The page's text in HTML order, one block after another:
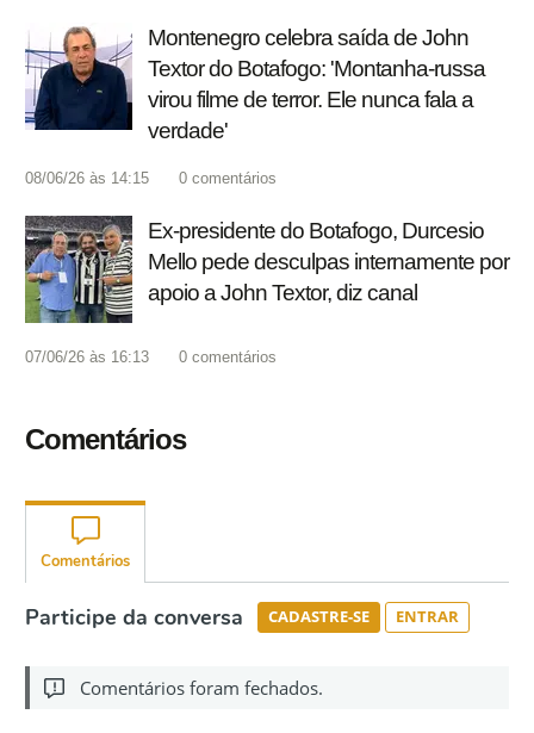
Montenegro celebra saída de John
Textor do Botafogo: 'Montanha-russa
virou filme de terror. Ele nunca fala a
verdade'
08/06/26 às 14:15 0 comentários
Ex-presidente do Botafogo, Durcesio
Mello pede desculpas internamente por
apoio a John Textor, diz canal
07/06/26 às 16:13 0 comentários
Comentários